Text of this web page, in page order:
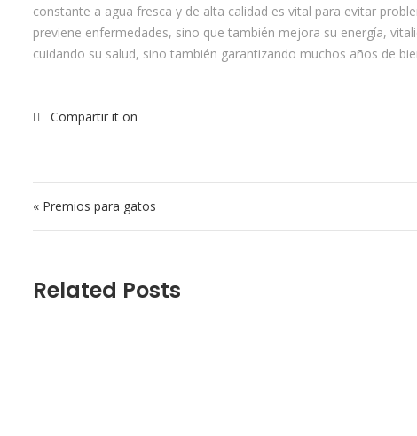
constante a agua fresca y de alta calidad es vital para evitar
previene enfermedades, sino que también mejora su energía,
cuidando su salud, sino también garantizando muchos años de
Navegación de entradas
« Premios para gatos
Related Posts